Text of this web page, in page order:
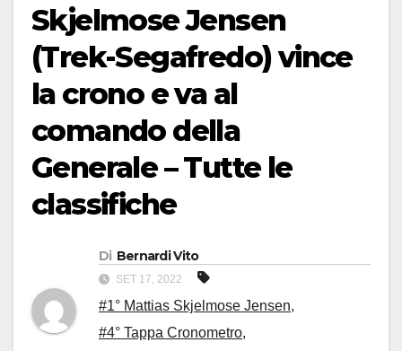
Skjelmose Jensen
(Trek-Segafredo) vince
la crono e va al
comando della
Generale – Tutte le
classifiche
Di Bernardi Vito
SET 17, 2022
#1° Mattias Skjelmose Jensen,
#4° Tappa Cronometro,